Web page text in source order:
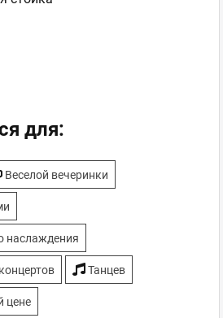
для:
Веселой вечеринки
наслаждения
Танцев
цене